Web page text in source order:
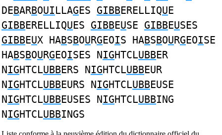
DEBARBOUILLAGES GIBBERELLIQUE
GIBBERELLIQUES GIBBEUSE GIBBEUSES
GIBBEUX HABSBOURGEOIS HABSBOURGEOISE
HABSBOURGEOISES NIGHTCLUBBER
NIGHTCLUBBERS NIGHTCLUBBEUR
NIGHTCLUBBEURS NIGHTCLUBBEUSE
NIGHTCLUBBEUSES NIGHTCLUBBING
NIGHTCLUBBINGS